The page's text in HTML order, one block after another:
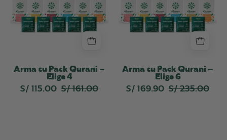
Qurani
–
Elige
Arma tu Pack Qurani –
Elige 4
S/ 115.00 S/ 161.00
Qurani
–
Elige
Arma tu Pack Qurani –
Elige 6
S/ 169.90 S/ 235.00